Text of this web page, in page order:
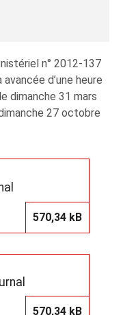
n° 2012-137
d’une heure
dimanche 31 mars
27 octobre
570,34 kB
570,34 kB